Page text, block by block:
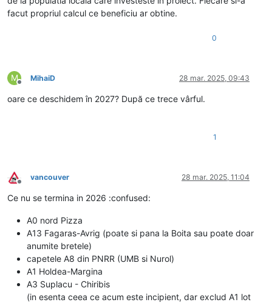
facut propriul calcul ce beneficiu ar obtine.
0
M
Deconectat
MihaiD 28 mar. 2025, 09:43
oare ce deschidem în 2027? După ce trece vârful.
1
Deconectat
vancouver 28 mar. 2025, 11:04
Ce nu se termina in 2026 :confused:
A0 nord Pizza
A13 Fagaras-Avrig (poate si pana la Boita sau poate doar
anumite bretele)
capetele A8 din PNRR (UMB si Nurol)
A1 Holdea-Margina
A3 Suplacu - Chiribis
(in esenta ceea ce acum este incipient, dar exclud A1 lot